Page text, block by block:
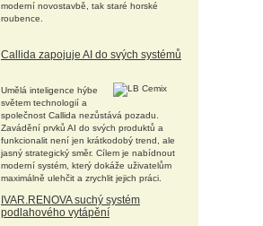
moderní novostavbě, tak staré horské
roubence.
Callida zapojuje AI do svých systémů
Umělá inteligence hýbe
světem technologií a
společnost Callida nezůstává pozadu.
Zavádění prvků AI do svých produktů a
funkcionalit není jen krátkodobý trend, ale
jasný strategický směr. Cílem je nabídnout
moderní systém, který dokáže uživatelům
maximálně ulehčit a zrychlit jejich práci.
IVAR.RENOVA suchý systém
podlahového vytápění